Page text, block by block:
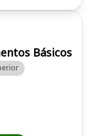
Básicos